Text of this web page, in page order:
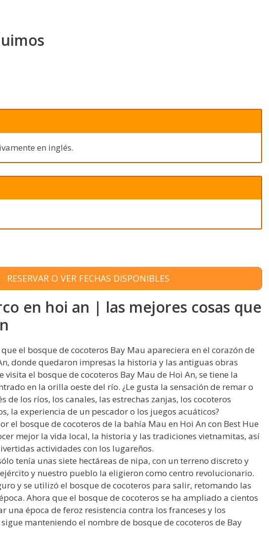
en inglés.
RESERVAR O VER FECHAS DISPONIBLES
en hoi an | las mejores cosas que
el bosque de cocoteros Bay Mau apareciera en el corazón de
donde quedaron impresas la historia y las antiguas obras
visita el bosque de cocoteros Bay Mau de Hoi An, se tiene la
en la orilla oeste del río. ¿Le gusta la sensación de remar o
de los ríos, los canales, las estrechas zanjas, los cocoteros
la experiencia de un pescador o los juegos acuáticos?
el bosque de cocoteros de la bahía Mau en Hoi An con Best Hue
mejor la vida local, la historia y las tradiciones vietnamitas, así
actividades con los lugareños.
tenía unas siete hectáreas de nipa, con un terreno discreto y
y nuestro pueblo la eligieron como centro revolucionario.
y se utilizó el bosque de cocoteros para salir, retomando las
Ahora que el bosque de cocoteros se ha ampliado a cientos
una época de feroz resistencia contra los franceses y los
manteniendo el nombre de bosque de cocoteros de Bay